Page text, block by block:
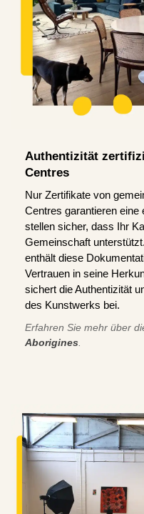
Authentizität
Centres
Nur Zertifikate von
Centres garantieren
stellen sicher, dass Ihr
Gemeinschaft
enthält diese
Vertrauen in seine
sichert die Authentizität
des Kunstwerks bei.
Erfahren Sie mehr über
Aborigines